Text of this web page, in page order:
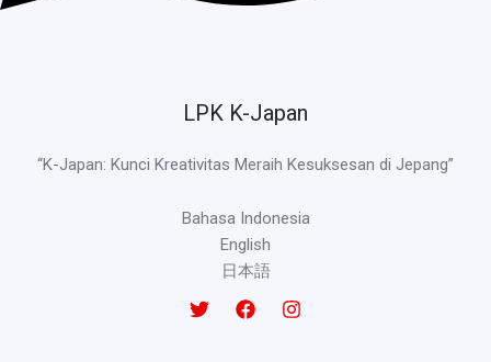
LPK K-Japan
“K-Japan: Kunci Kreativitas Meraih Kesuksesan di Jepang”
Bahasa Indonesia
English
日本語